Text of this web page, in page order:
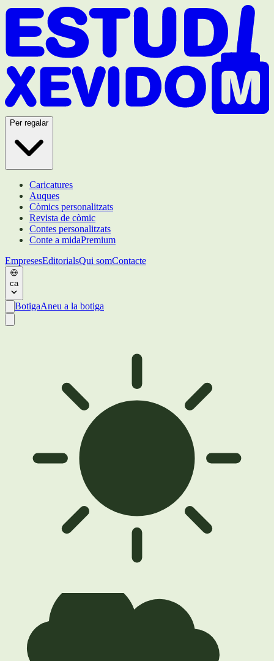
Per regalar
Caricatures
Auques
Còmics personalitzats
Revista de còmic
Contes personalitzats
Conte a midaPremium
EmpresesEditorialsQui somContacte
ca
BotigaAneu a la botiga